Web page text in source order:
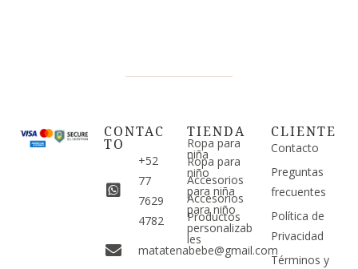
CONTAC
TO
+52
77
7629
4782
matatenabebe@gmail.com
TIENDA
Ropa para
niña
Ropa para
niño
Accesorios
para niña
Accesorios
para niño
Productos
personalizab
les
CLIENTE
Contacto
Preguntas
frecuentes
Política de
Privacidad
Términos y